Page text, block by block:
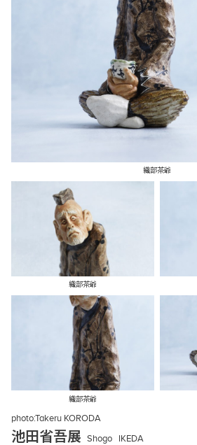
織部茶爺
織部茶爺
織部茶爺
photo:Takeru KORODA
池田省吾展 Shogo IKEDA